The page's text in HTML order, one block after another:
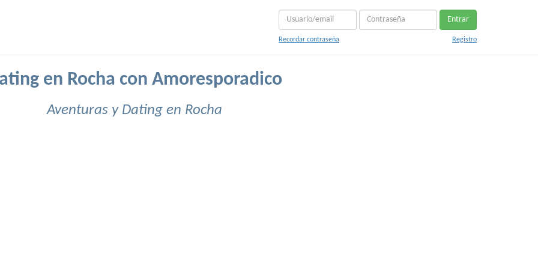
Entrar
Recordar contraseña Registro
en Rocha con Amoresporadico
Aventuras y Dating en Rocha